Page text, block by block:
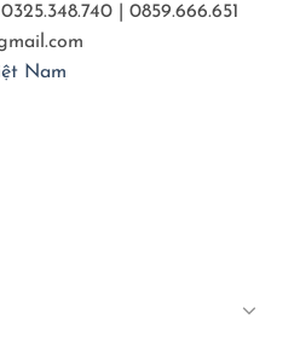
| 0859.666.651
Nam